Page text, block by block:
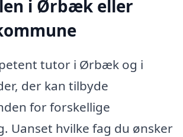
i Ørbæk eller
tutor i Ørbæk og i
der kan tilbyde
for forskellige
Uanset hvilke fag du ønsker